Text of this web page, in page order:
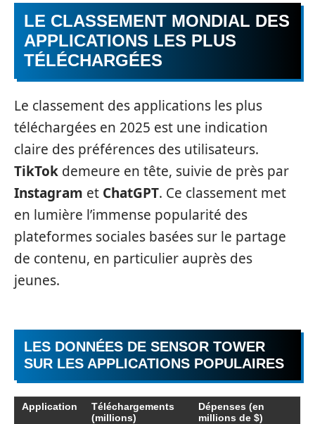
LE CLASSEMENT MONDIAL DES
APPLICATIONS LES PLUS
TÉLÉCHARGÉES
Le classement des applications les plus
téléchargées en 2025 est une indication
claire des préférences des utilisateurs.
TikTok demeure en tête, suivie de près par
Instagram et ChatGPT. Ce classement met
en lumière l’immense popularité des
plateformes sociales basées sur le partage
de contenu, en particulier auprès des
jeunes.
LES DONNÉES DE SENSOR TOWER
SUR LES APPLICATIONS POPULAIRES
Application
Téléchargements
(millions)
Dépenses (en
millions de $)